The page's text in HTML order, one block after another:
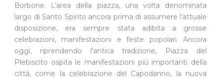
Borbone. L’area della piazza, una volta denominata
largo di Santo Spirito ancora prima di assumere l’attuale
disposizione, era sempre stata adibita a grosse
celebrazioni, manifestazioni e feste popolari. Ancora
oggi, riprendendo l’antica tradizione, Piazza del
Plebiscito ospita le manifestazioni più importanti della
città, come la celebrazione del Capodanno, la nuova